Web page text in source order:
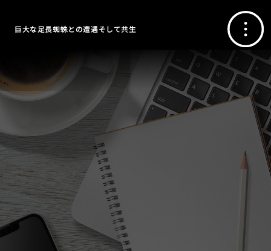
巨大な足長蜘蛛との遭遇そして共生